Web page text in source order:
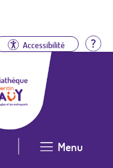
Accessibilité
Menu